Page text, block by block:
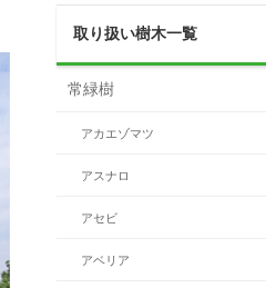
取り扱い樹木一覧
常緑樹
アカエゾマツ
アスナロ
アセビ
アベリア